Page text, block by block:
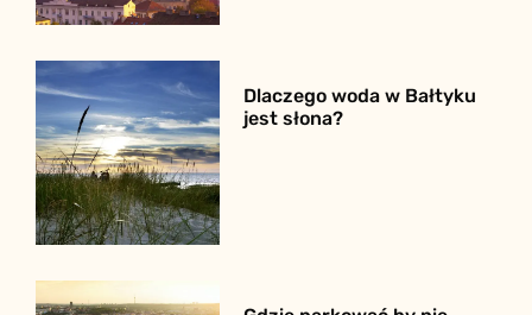
Dlaczego woda w Bałtyku
jest słona?